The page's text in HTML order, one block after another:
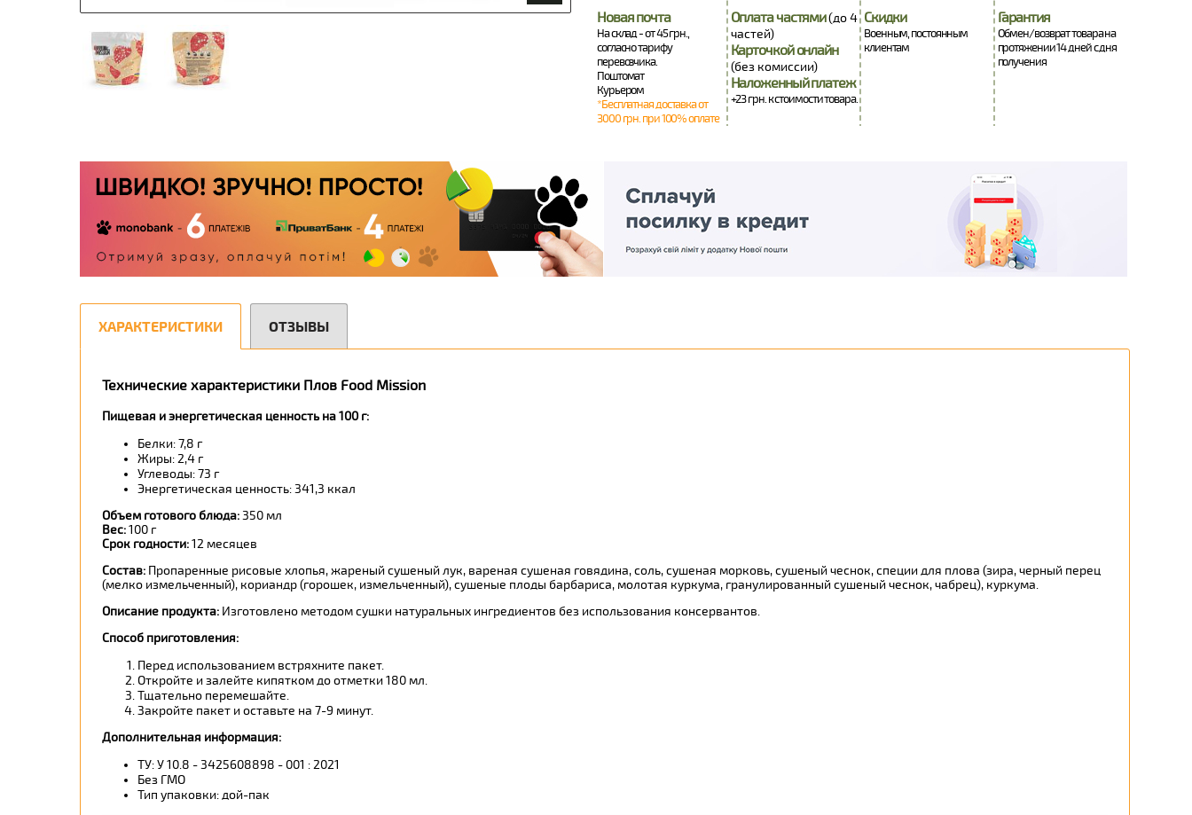
Новая почта
На склад - от 45 грн.,
согласно тарифу
перевозчика.
Поштомат
Курьером
*Бесплатная доставка от
3000 грн. при 100% оплате
Оплата частями(до 4
частей)
Карточкой онлайн
(без комиссии)
Наложенный платеж
+23 грн. к стоимости товара.
Скидки
Военным, постоянным
клиентам
Гарантия
Обмен/возврат товара на
протяжении 14 дней с дня
получения
ХАРАКТЕРИСТИКИ
Технические характеристики Плов Food Mission
Пищевая и энергетическая ценность на 100 г:
Белки: 7,8 г
Жиры: 2,4 г
Углеводы: 73 г
Энергетическая ценность: 341,3 ккал
Объем готового блюда:350 мл
Вес:100 г
Срок годности:12 месяцев
Состав:Пропаренные рисовые хлопья, жареный сушеный лук, вареная сушеная говядина, соль, сушеная морковь, сушеный чеснок, специи для плова (зира, черный перец
(мелко измельченный), кориандр (горошек, измельченный), сушеные плоды барбариса, молотая куркума, гранулированный сушеный чеснок, чабрец), куркума.
Описание продукта:Изготовлено методом сушки натуральных ингредиентов без использования консервантов.
Способ приготовления:
Перед использованием встряхните пакет.
Откройте и залейте кипятком до отметки 180 мл.
Тщательно перемешайте.
Закройте пакет и оставьте на 7-9 минут.
Дополнительная информация:
ТУ: У 10.8 - 3425608898 - 001 : 2021
Без ГМО
Тип упаковки: дой-пак
ОТЗЫВЫ